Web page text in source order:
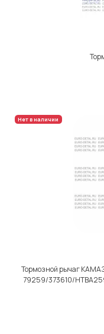
Нет в наличии
Тормозной рычаг
79259/373610/